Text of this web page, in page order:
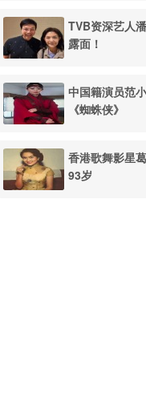
TVB资深艺人
露面！
中国籍演员范
《蜘蛛侠》
香港歌舞影星
93岁